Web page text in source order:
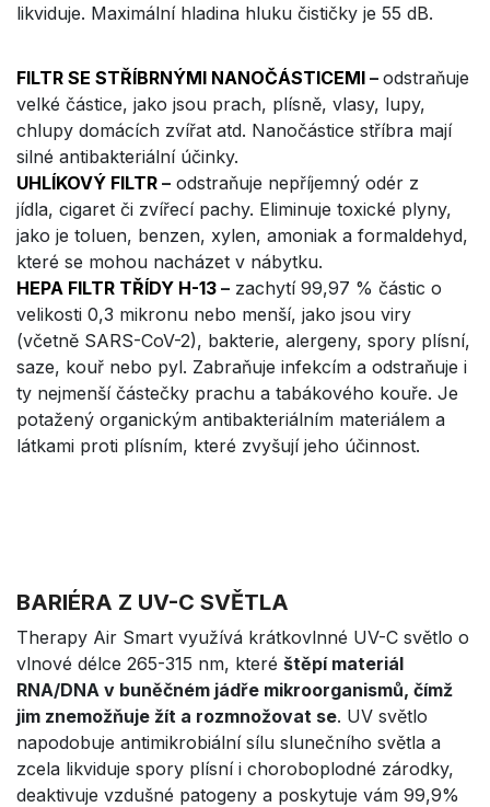
likviduje. Maximální hladina hluku čističky je 55 dB.
FILTR SE STŘÍBRNÝMI NANOČÁSTICEMI – odstraňuje
velké částice, jako jsou prach, plísně, vlasy, lupy,
chlupy domácích zvířat atd. Nanočástice stříbra mají
silné antibakteriální účinky.
UHLÍKOVÝ FILTR – odstraňuje nepříjemný odér z
jídla, cigaret či zvířecí pachy. Eliminuje toxické plyny,
jako je toluen, benzen, xylen, amoniak a formaldehyd,
které se mohou nacházet v nábytku.
HEPA FILTR TŘÍDY H-13 – zachytí 99,97 % částic o
velikosti 0,3 mikronu nebo menší, jako jsou viry
(včetně SARS-CoV-2), bakterie, alergeny, spory plísní,
saze, kouř nebo pyl. Zabraňuje infekcím a odstraňuje i
ty nejmenší částečky prachu a tabákového kouře. Je
potažený organickým antibakteriálním materiálem a
látkami proti plísním, které zvyšují jeho účinnost.
BARIÉRA Z UV-C SVĚTLA
Therapy Air Smart využívá krátkovlnné UV-C světlo o
vlnové délce 265-315 nm, které štěpí materiál
RNA/DNA v buněčném jádře mikroorganismů, čímž
jim znemožňuje žít a rozmnožovat se. UV světlo
napodobuje antimikrobiální sílu slunečního světla a
zcela likviduje spory plísní i choroboplodné zárodky,
deaktivuje vzdušné patogeny a poskytuje vám 99,9%